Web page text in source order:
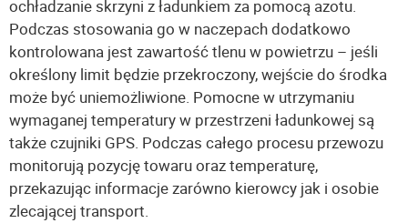
ochładzanie skrzyni z ładunkiem za pomocą azotu.
Podczas stosowania go w naczepach dodatkowo
kontrolowana jest zawartość tlenu w powietrzu – jeśli
określony limit będzie przekroczony, wejście do środka
może być uniemożliwione. Pomocne w utrzymaniu
wymaganej temperatury w przestrzeni ładunkowej są
także czujniki GPS. Podczas całego procesu przewozu
monitorują pozycję towaru oraz temperaturę,
przekazując informacje zarówno kierowcy jak i osobie
zlecającej transport.